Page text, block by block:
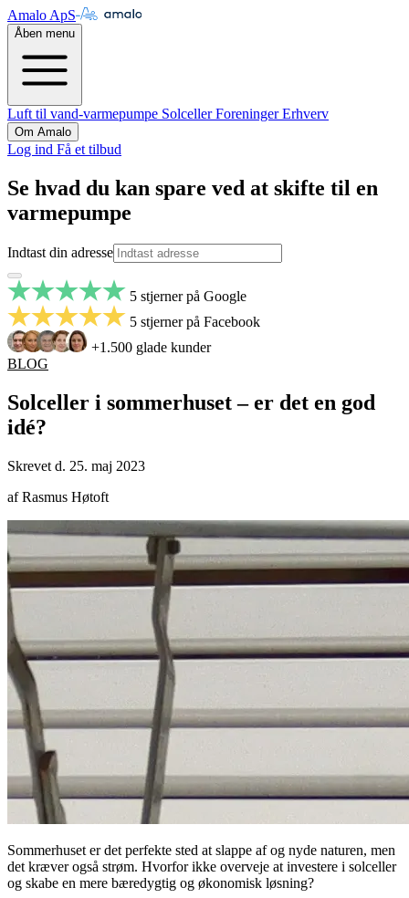
Amalo ApS
Åben menu
Luft til vand-varmepumpe SolcellerForeningerErhverv
Om Amalo
Log ind Få et tilbud
Se hvad du kan spare ved at skifte til en
varmepumpe
Indtast din adresse
5 stjerner på Google
5 stjerner på Facebook
+1.500 glade kunder
BLOG
Solceller i sommerhuset – er det en god
idé?
Skrevet d. 25. maj 2023
af Rasmus Høtoft
Sommerhuset er det perfekte sted at slappe af og nyde naturen, men
det kræver også strøm. Hvorfor ikke overveje at investere i solceller
og skabe en mere bæredygtig og økonomisk løsning?